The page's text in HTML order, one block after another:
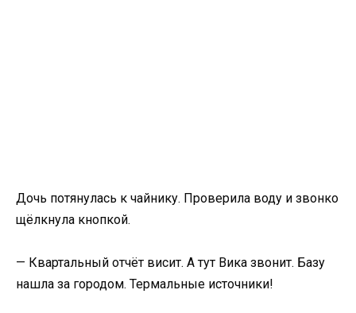
Дочь потянулась к чайнику. Проверила воду и звонко
щёлкнула кнопкой.
— Квартальный отчёт висит. А тут Вика звонит. Базу
нашла за городом. Термальные источники!